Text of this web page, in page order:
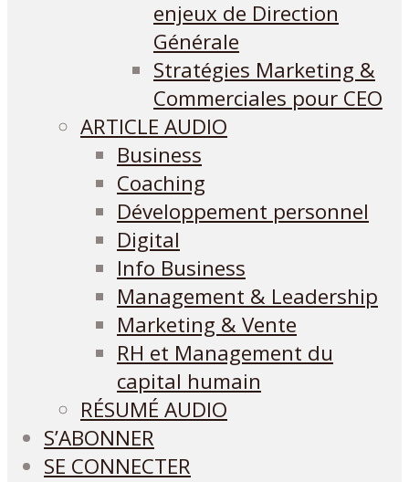
enjeux de Direction
Générale
Stratégies Marketing &
Commerciales pour CEO
ARTICLE AUDIO
Business
Coaching
Développement personnel
Digital
Info Business
Management & Leadership
Marketing & Vente
RH et Management du
capital humain
RÉSUMÉ AUDIO
S’ABONNER
SE CONNECTER